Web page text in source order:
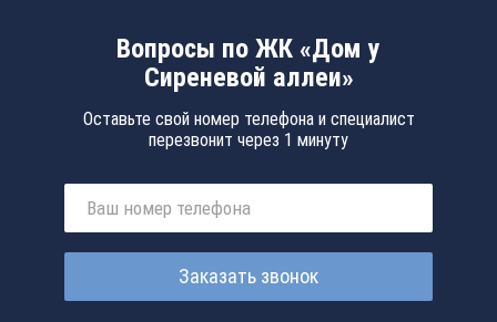
Вопросы по ЖК «Дом у
Сиреневой аллеи»
Оставьте свой номер телефона и специалист
перезвонит через 1 минуту
Заказать звонок